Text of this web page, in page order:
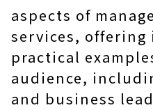
aspects of
services, offering
practical
audience,
and business